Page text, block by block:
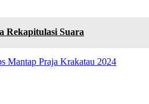
Rekapitulasi Suara
Mantap Praja Krakatau 2024